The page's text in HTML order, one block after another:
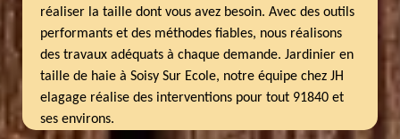
réaliser la taille dont vous avez besoin. Avec des outils
performants et des méthodes fiables, nous réalisons
des travaux adéquats à chaque demande. Jardinier en
taille de haie à Soisy Sur Ecole, notre équipe chez JH
elagage réalise des interventions pour tout 91840 et
ses environs.